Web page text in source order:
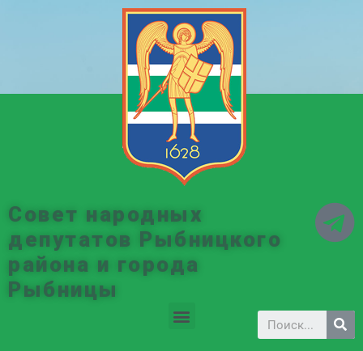
Совет народных
депутатов Рыбницкого
района и города
Рыбницы